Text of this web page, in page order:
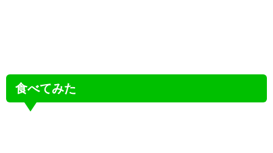
食べてみた